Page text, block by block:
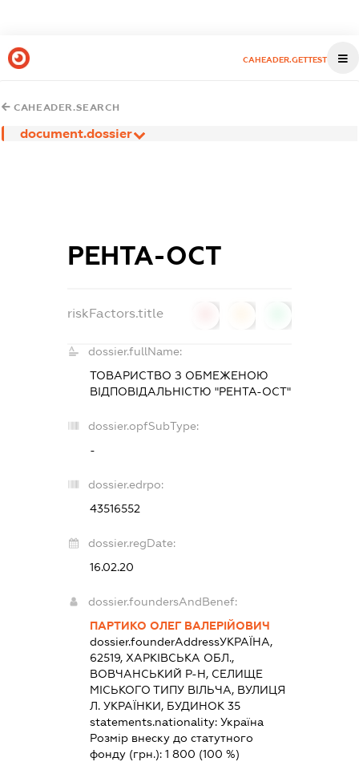
CAHEADER.GETTEST
CAHEADER.SEARCH
document.dossier
РЕНТА-ОСТ
riskFactors.title
dossier.fullName:
ТОВАРИСТВО З ОБМЕЖЕНОЮ
ВІДПОВІДАЛЬНІСТЮ "РЕНТА-ОСТ"
dossier.opfSubType:
-
dossier.edrpo:
43516552
dossier.regDate:
16.02.20
dossier.foundersAndBenef:
ПАРТИКО ОЛЕГ ВАЛЕРІЙОВИЧ
dossier.founderAddressУКРАЇНА,
62519, ХАРКІВСЬКА ОБЛ.,
ВОВЧАНСЬКИЙ Р-Н, СЕЛИЩЕ
МІСЬКОГО ТИПУ ВІЛЬЧА, ВУЛИЦЯ
Л. УКРАЇНКИ, БУДИНОК 35
statements.nationality: Україна
Розмір внеску до статутного
фонду (грн.): 1 800 (100 %)